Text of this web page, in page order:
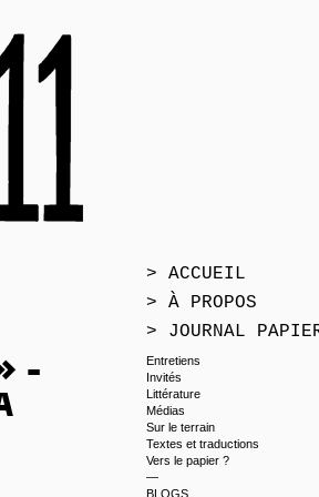
-
> ACCUEIL
> À PROPOS
> JOURNAL
Entretiens
Invités
Littérature
Médias
Sur le terrain
Textes et traductions
Vers le papier ?
—
BLOGS